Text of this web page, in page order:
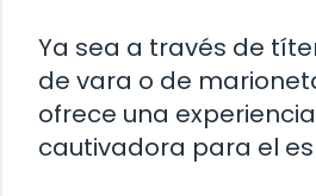
Ya sea a través de
de vara o de
ofrece una
cautivadora para el